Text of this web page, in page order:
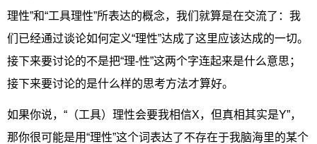
理性”和“工具理性”所表达的概念，我们就算是在交流了：我
们已经通过谈论如何定义“理性”达成了这里应该达成的一切。
接下来要讨论的不是把“理-性”这两个字连起来是什么意思；
接下来要讨论的是什么样的思考方法才算好。
如果你说，“（工具）理性会要我相信X，但真相其实是Y”，
那你很可能是用“理性”这个词表达了不存在于我脑海里的某个